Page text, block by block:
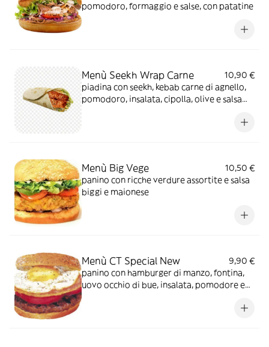
pomodoro, formaggio e salse, con patatine
Menù Seekh Wrap Carne
10,90 €
piadina con seekh, kebab carne di agnello,
pomodoro, insalata, cipolla, olive e salsa
Menù Big Vege
10,50 €
panino con ricche verdure assortite e salsa
biggi e maionese
Menù CT Special New
9,90 €
panino con hamburger di manzo, fontina,
uovo occhio di bue, insalata, pomodore e